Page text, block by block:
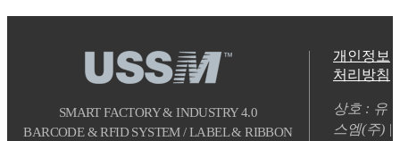
SMART FACTORY & INDUSTRY 4.0
BARCODE & RFID SYSTEM / LABEL & RIBBON
개인정보
처리방침
상호 : 유
스엠(주) |